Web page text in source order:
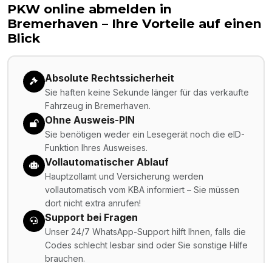
PKW online abmelden in
Bremerhaven – Ihre Vorteile auf einen
Blick
Absolute Rechtssicherheit
Sie haften keine Sekunde länger für das verkaufte
Fahrzeug in Bremerhaven.
Ohne Ausweis-PIN
Sie benötigen weder ein Lesegerät noch die eID-
Funktion Ihres Ausweises.
Vollautomatischer Ablauf
Hauptzollamt und Versicherung werden
vollautomatisch vom KBA informiert – Sie müssen
dort nicht extra anrufen!
Support bei Fragen
Unser 24/7 WhatsApp-Support hilft Ihnen, falls die
Codes schlecht lesbar sind oder Sie sonstige Hilfe
brauchen.